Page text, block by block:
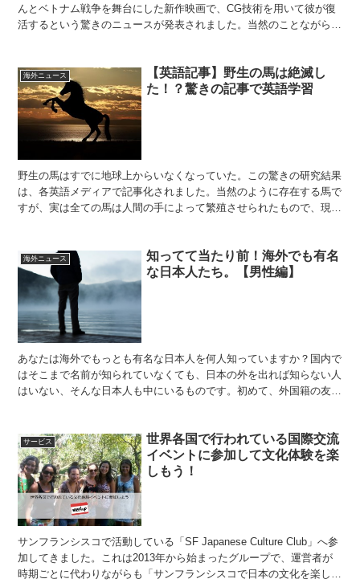
んとベトナム戦争を舞台にした新作映画で、CG技術を用いて彼が復
活するという驚きのニュースが発表されました。当然のことながら、
海外ニュース
【英語記事】野生の馬は絶滅し
た！？驚きの記事で英語学習
野生の馬はすでに地球上からいなくなっていた。この驚きの研究結果
は、各英語メディアで記事化されました。当然のように存在する馬で
すが、実は全ての馬は人間の手によって繁殖させられたもので、現在
海外ニュース
知ってて当たり前！海外でも有名
な日本人たち。【男性編】
あなたは海外でもっとも有名な日本人を何人知っていますか？国内で
はそこまで名前が知られていなくても、日本の外を出れば知らない人
はいない、そんな日本人も中にいるものです。初めて、外国籍の友達
サービス
世界各国で行われている国際交流
イベントに参加して文化体験を楽
しもう！
サンフランシスコで活動している「SF Japanese Culture Club」へ参
加してきました。これは2013年から始まったグループで、運営者が
時期ごとに代わりながらも「サンフランシスコで日本の文化を楽しも